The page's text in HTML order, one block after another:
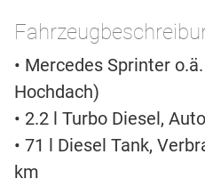
• Mercedes Sprinter
Hochdach)
• 2.2 l Turbo Diesel,
• 71 l Diesel Tank,
km